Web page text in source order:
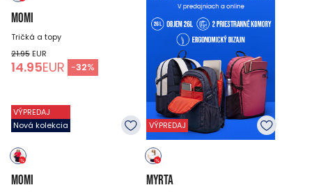
MOMI
Tričká a topy
21.95 EUR
14.95EUR -32%
VÝPREDAJ
Nová kolekcia
MOMI
VÝPREDAJ
MYRTA